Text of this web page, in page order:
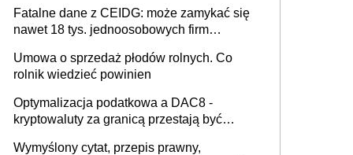
Fatalne dane z CEIDG: może zamykać się
nawet 18 tys. jednoosobowych firm
Umowa o sprzedaż płodów rolnych. Co
rolnik wiedzieć powinien
Optymalizacja podatkowa a DAC8 -
kryptowaluty za granicą przestają być
Wymyślony cytat, przepis prawny,